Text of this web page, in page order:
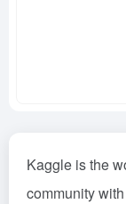
Kaggle is the
community